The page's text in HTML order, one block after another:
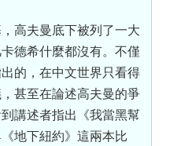
高夫曼底下被列了一大
德希什麼都沒有。不僅
的，在中文世界只看得
甚至在論述高夫曼的爭
講述者指出《我當黑幫
地下紐約》這兩本比